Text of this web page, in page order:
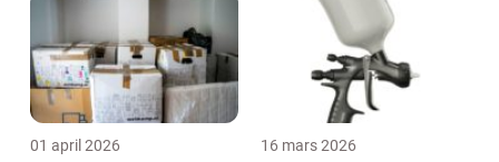
01 april 2026 16 mars 2026